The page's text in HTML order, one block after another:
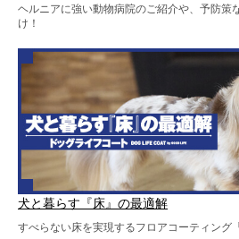
ヘルニアに強い動物病院のご紹介や、予防策
け！
犬と暮らす『床』の最適解
すべらない床を実現するフロアコーティング